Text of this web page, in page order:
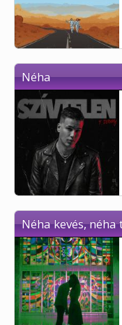
Néha
Néha kevés,